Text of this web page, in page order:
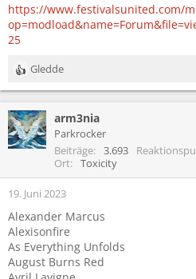
https://www.festivalsunited.com/
25
R
e
k
t
i
n
e
:
Gledde
arm3nia
Parkrocker
Beiträge
3.693
Ort
Toxicity
19. Juni 2023
Alexander Marcus
Alexisonfire
As Everything Unfolds
August Burns Red